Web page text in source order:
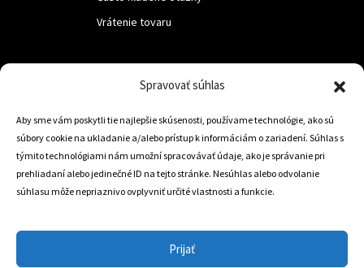
Spravovať súhlas
Aby sme vám poskytli tie najlepšie skúsenosti, používame technológie, ako sú
súbory cookie na ukladanie a/alebo prístup k informáciám o zariadení. Súhlas s
týmito technológiami nám umožní spracovávať údaje, ako je správanie pri
prehliadaní alebo jedinečné ID na tejto stránke. Nesúhlas alebo odvolanie
súhlasu môže nepriaznivo ovplyvniť určité vlastnosti a funkcie.
Prijať
Vrátenie tovaru
Trstená 02801
+421 905 806 234